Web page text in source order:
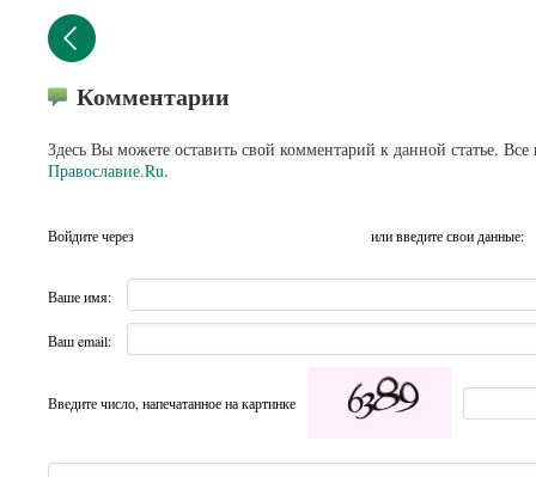
Комментарии
Здесь Вы можете оставить свой комментарий к данной статье.
Православие.Ru.
Войдите через или введите свои данные:
Ваше имя:
Ваш email:
Введите число, напечатанное на картинке